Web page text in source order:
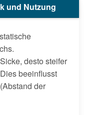
und Nutzung
desto steifer
beeinflusst
(Abstand der